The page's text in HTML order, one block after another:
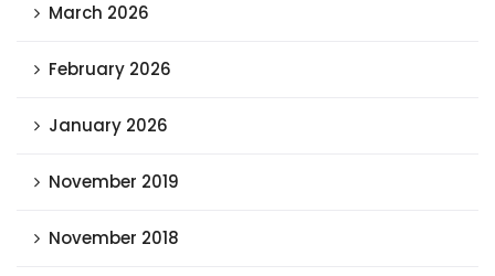
March 2026
February 2026
January 2026
November 2019
November 2018